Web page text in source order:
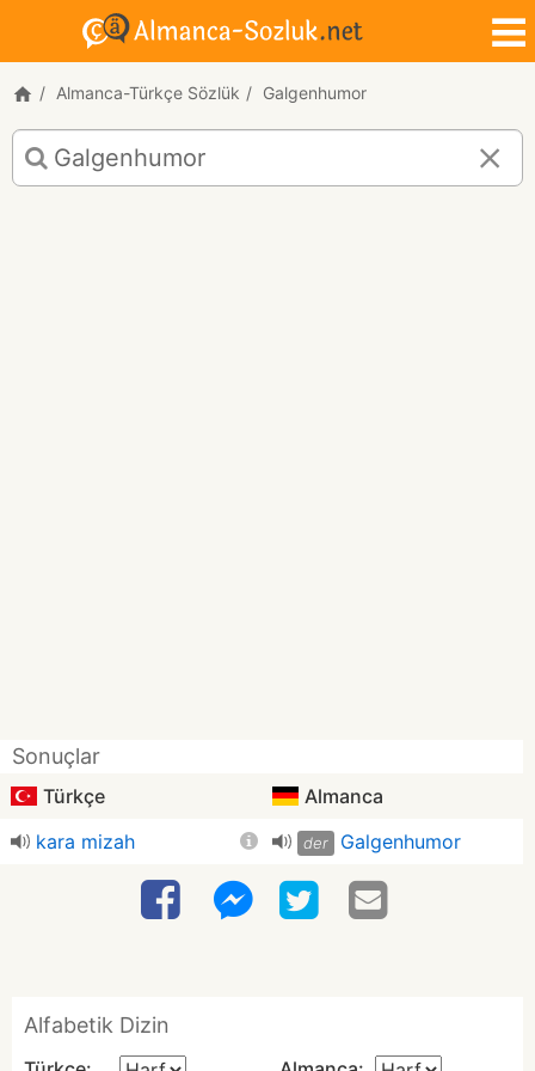
Almanca-Türkçe Sözlük Galgenhumor
Galgenhumor
için
Almanca-
Sonuçlar
Türkçe
Almanca
kara mizah
der Galgenhumor
Alfabetik Dizin